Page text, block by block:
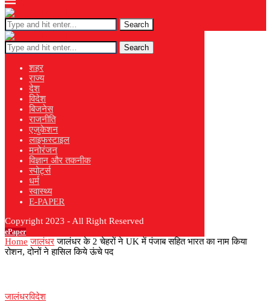
Search
Search
शहर
राज्य
देश
विदेश
बिजनेस
राजनीति
एजुकेशन
लाइफस्टाइल
मनोरंजन
विज्ञान और तकनीक
स्पोर्ट्स
धर्म
स्वास्थ्य
E-PAPER
Copyright 2023 - All Right Reserved
ePaper
Home जालंधर जालंधर के 2 चेहरों ने UK में पंजाब सहित भारत का नाम किया
रोशन, दोनों ने हासिल किये ऊंचे पद
जालंधरविदेश